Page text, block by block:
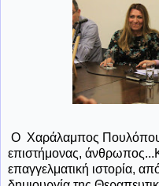
Ο Χαράλαμπος
επιστήμονας,
επαγγελματική ιστορία,